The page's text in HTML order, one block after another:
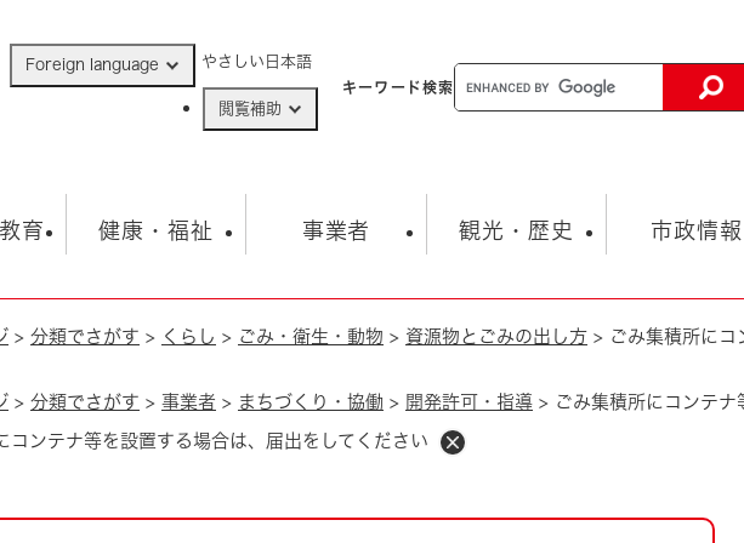
Foreign language やさしい日本語
閲覧補助
キーワード検索
住民票・戸籍
保険・年金
救急・消防
育
子育て
とじる
健康・福祉
福祉・健康・生活 生涯学習・スポーツ
事業者
入札・契約情報 まちづくり・協働
産業振興 税金
環境
観光・歴史
観光 観光スポット
歴史 動画情報
市政情報
市の概要 総合計画
行財政 人権・平和
市政
オープンデータ
> 分類でさがす > くらし > ごみ・衛生・動物 > 資源物とごみの出し方 > ごみ集積所にコ
> 分類でさがす > 事業者 > まちづくり・協働 > 開発許可・指導 > ごみ集積所にコンテ
コンテナ等を設置する場合は、届出をしてください